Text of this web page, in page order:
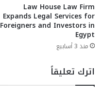
Law House Law Firm
Expands Legal Services for
Foreigners and Investors in
Egypt
منذ 3 أسابيع
اترك تعليقاً